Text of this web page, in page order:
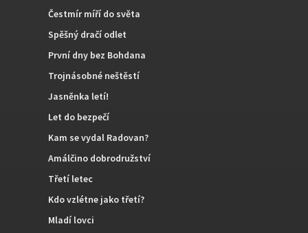
Čestmír míří do světa
Spěšný dračí odlet
První dny bez Bohdana
Trojnásobné neštěstí
Jasněnka letí!
Let do bezpečí
Kam se vydal Radovan?
Amálčino dobrodružství
Třetí letec
Kdo vzlétne jako třetí?
Mladí lovci